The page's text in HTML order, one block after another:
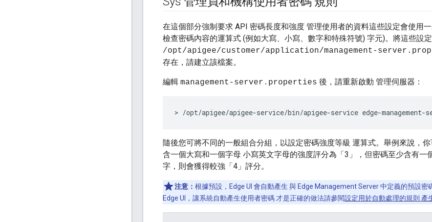
在這個部分強制要求 API 密碼長度和強度 管理使用者的資料這些設定會使用
檢查密碼內容的運算式 (例如大寫、小寫、數字和特殊符號) 字元)。將這些設
/opt/apigee/customer/application/management-
存在，請建立該檔案。
編輯 management-server.properties 後，請重新啟動 管理伺服器：
> /opt/apigee/apigee-service/bin/apigee-service edge-
隨後您可將不同的一般組合分組，以設定密碼強度等級 運算式。舉例來說，
含一個大寫和一個字母 小寫英文字母的強度評分為「3」，但密碼至少含有一
字，則會獲得較強「4」評分。
注意： 根據預設，Edge UI 會自動產生 與 Edge Management Server 中定義的預設
Edge UI，讓系統自動產生使用者密碼 才是正確的做法請參閱設定用於自動處理的規則 產